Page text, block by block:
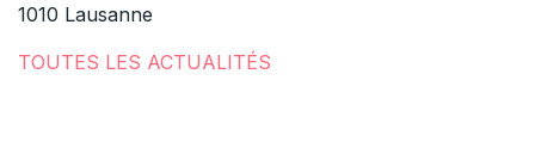
1010 Lausanne
​TOUTES LES ACTUALITÉS